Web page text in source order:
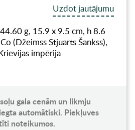
Uzdot jautājumu
g, 15.9 x 9.5 cm, h 8.6
(Džeimss Stjuarts Šankss),
impērija
gala cenām un likmju
automātiski. Piekļuves
noteikumos.